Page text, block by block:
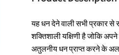
यह धन देने वाली सभी प्रकार
शक्तिशाली यक्षिणी है जोकि
अतुलनीय धन प्राप्त करने के